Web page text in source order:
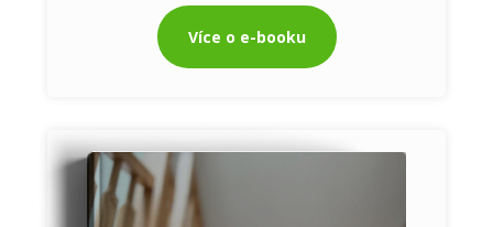
Více o e-booku